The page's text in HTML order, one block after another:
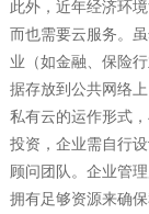
此外，近年经济环
而也需要云服务。
业（如金融、保险
据存放到公共网络
私有云的运作形式
投资，企业需自行
顾问团队。企业管
拥有足够资源来确保